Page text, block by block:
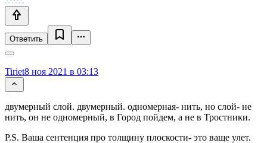
Ответить
Tiriet8 ноя 2021 в 03:13
двумерный слой. двумерный. одномерная- нить, но слой- не
нить, он не одномерный, в Город пойдем, а не в Тростники.
P.S. Ваша сентенция про толщину плоскости- это ваще улет.